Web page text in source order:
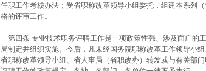
任职工作考核办法；受省职称改革领导小组委托，组建本系列
格的评审工作。
第四条 专业技术职务评聘工作是一项政策性强、涉及面广的
局制定并组织实施。今后，凡未经国务院职称改革工作领导小
省职称改革领导小组、省人事局（省职改办）转发或与有关部